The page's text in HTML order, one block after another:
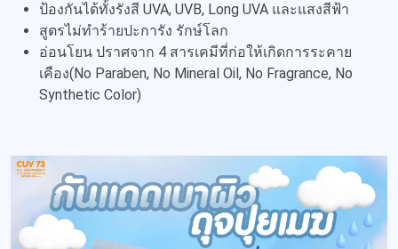
ป้องกันได้ทั้งรังสี UVA, UVB, Long UVA และแสงสีฟ้า
สูตรไม่ทำร้ายปะการัง รักษ์โลก
อ่อนโยน ปราศจาก 4 สารเคมีที่ก่อให้เกิดการระคาย
เคือง(No Paraben, No Mineral Oil, No Fragrance, No
Synthetic Color)